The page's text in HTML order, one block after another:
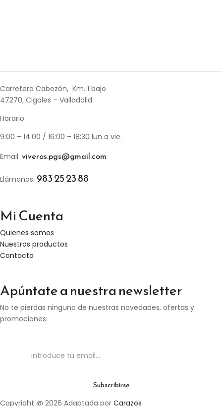
Carretera Cabezón, Km. 1 bajo
47270, Cigales – Valladolid
Horario:
9:00 – 14:00 / 16:00 – 18:30 lun a vie.
Email: viveros.pgs@gmail.com
Llámanos: 983 25 23 88
Mi Cuenta
Quienes somos
Nuestros productos
Contacto
Apúntate a nuestra newsletter
No te pierdas ninguna de nuestras novedades, ofertas y
promociones:
Copyright @ 2026 Adaptada por Carazos